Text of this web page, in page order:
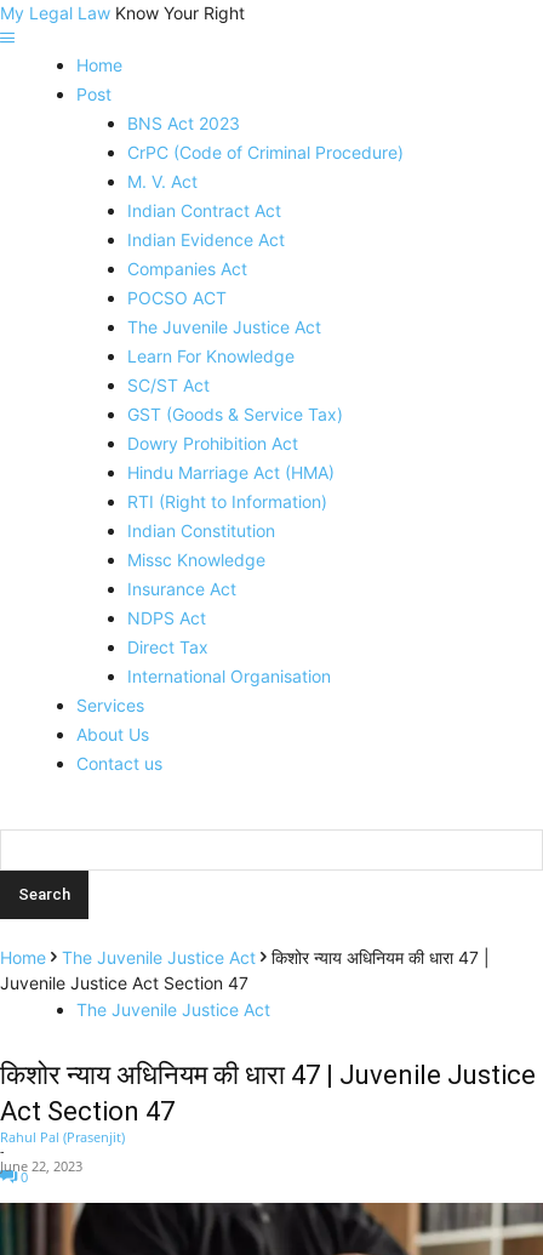
My Legal Law Know Your Right
Home
Post
BNS Act 2023
CrPC (Code of Criminal Procedure)
M. V. Act
Indian Contract Act
Indian Evidence Act
Companies Act
POCSO ACT
The Juvenile Justice Act
Learn For Knowledge
SC/ST Act
GST (Goods & Service Tax)
Dowry Prohibition Act
Hindu Marriage Act (HMA)
RTI (Right to Information)
Indian Constitution
Missc Knowledge
Insurance Act
NDPS Act
Direct Tax
International Organisation
Services
About Us
Contact us
Home The Juvenile Justice Act
किशोर न्याय अधिनियम की धारा 47 |
Juvenile Justice Act Section 47
The Juvenile Justice Act
किशोर न्याय अधिनियम की धारा 47 | Juvenile Justice
Act Section 47
Rahul Pal (Prasenjit)
-
June 22, 2023
0